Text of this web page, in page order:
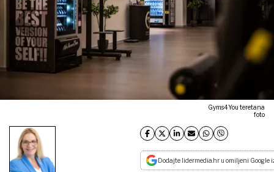
Gyms4You teretana
foto
Dodajte lidermedia.hr u omiljeni Google